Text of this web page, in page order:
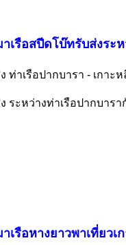
เรือสปีดโบ๊ทรับส่งระ
ท่าเรือปากบารา - เกา
ระหว่างท่าเรือปากบาร
เรือหางยาวพาเที่ยว